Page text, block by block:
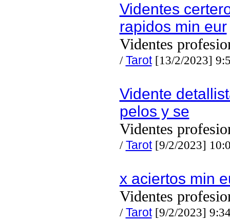
Videntes
rapidos min eur
Videntes
/Tarot[13/2/2023]
Vidente
pelos y se
Videntes
/Tarot[9/2/2023]
x aciertos min
Videntes
/Tarot[9/2/2023]